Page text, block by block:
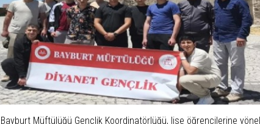
Bayburt Müftülüğü Gençlik Koordinatörlüğü, lise öğrencilerine